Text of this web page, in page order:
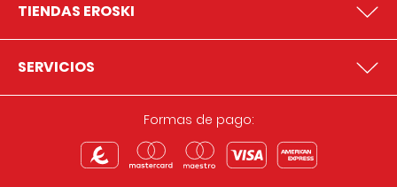
TIENDAS EROSKI
SERVICIOS
Formas de pago: